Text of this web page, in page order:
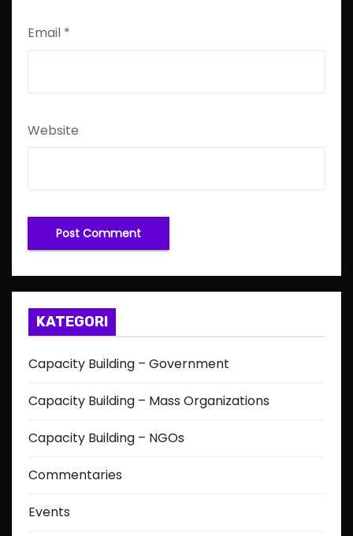
Email *
Website
KATEGORI
Capacity Building – Government
Capacity Building – Mass Organizations
Capacity Building – NGOs
Commentaries
Events